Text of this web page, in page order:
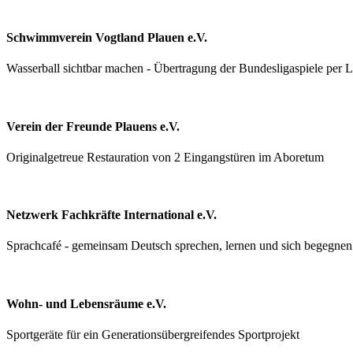
Schwimmverein Vogtland Plauen e.V.
Wasserball sichtbar machen - Übertragung der Bundesligaspiele per
Verein der Freunde Plauens e.V.
Originalgetreue Restauration von 2 Eingangstüren im Aboretum
Netzwerk Fachkräfte International e.V.
Sprachcafé - gemeinsam Deutsch sprechen, lernen und sich begegnen
Wohn- und Lebensräume e.V.
Sportgeräte für ein Generationsübergreifendes Sportprojekt